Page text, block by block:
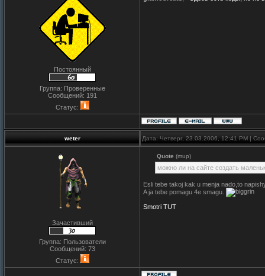
Постоянный
Группа: Проверенные
Сообщений: 191
Статус:
weter Дата: Четверг, 23.03.2006, 12:41 PM |
Зачастивший
Группа: Пользователи
Сообщений: 73
Статус:
Quote (mup)
можно ли на сайте создать
Esli tebe takoj kak u menja nado,to
A ja tebe pomagu 4e smagu.
Smotri TUT